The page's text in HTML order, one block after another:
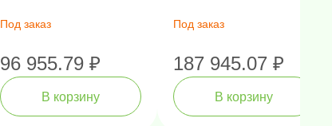
Под заказ
96 955.79 ₽
В корзину
Под заказ
187 945.07 ₽
В корзину